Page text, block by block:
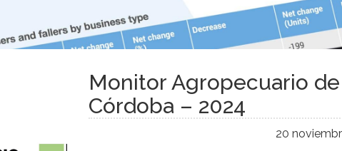
Monitor Agropecuario de
Córdoba – 2024
20